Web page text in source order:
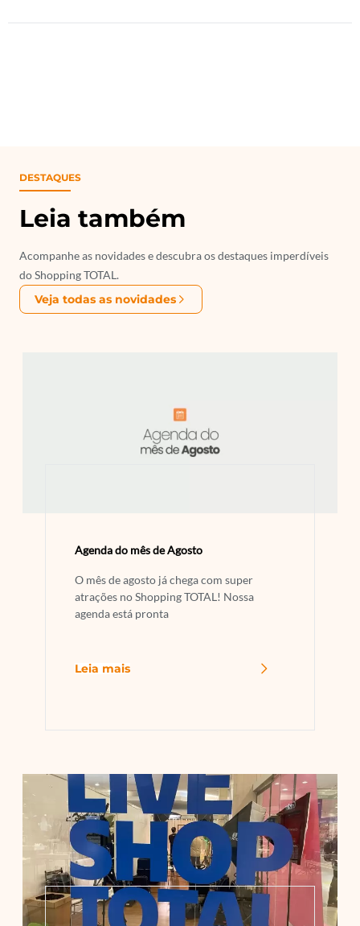
DESTAQUES
Leia também
Acompanhe as novidades e descubra os destaques imperdíveis
do Shopping TOTAL.
Veja todas as novidades
Agenda do mês de Agosto
O mês de agosto já chega com super
atrações no Shopping TOTAL! Nossa
agenda está pronta
Leia mais